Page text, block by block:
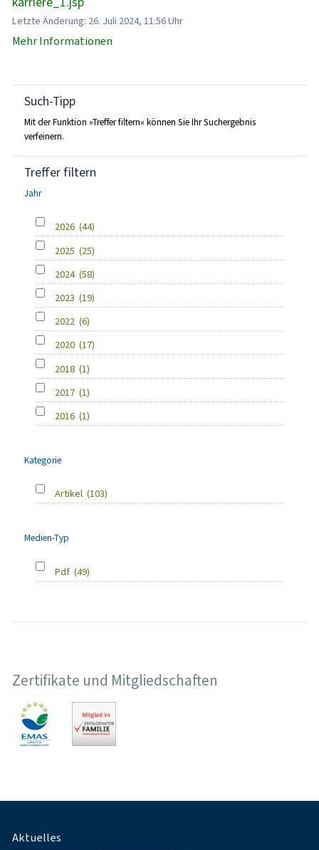
Letzte Änderung: 26. Juli 2024, 11:56 Uhr
Mehr Informationen
Such-Tipp
Mit der Funktion »Treffer filtern« können Sie Ihr Suchergebnis
verfeinern.
Treffer filtern
Jahr
2026 (44)
2025 (25)
2024 (58)
2023 (19)
2022 (6)
2020 (17)
2018 (1)
2017 (1)
2016 (1)
Kategorie
Artikel (103)
Medien-Typ
Pdf (49)
Zertifikate und Mitgliedschaften
Fußnavigation
Aktuelles